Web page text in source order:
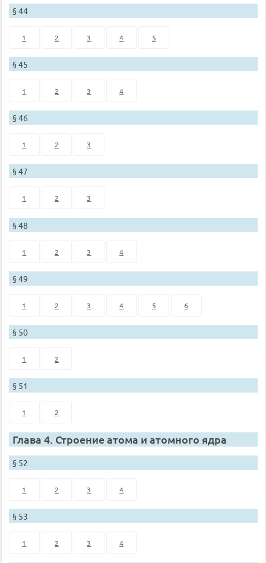
§ 44
1 2 3 4 5
§ 45
1 2 3 4
§ 46
1 2 3
§ 47
1 2 3
§ 48
1 2 3 4
§ 49
1 2 3 4 5 6
§ 50
1 2
§ 51
1 2
Глава 4. Строение атома и атомного ядра
§ 52
1 2 3 4
§ 53
1 2 3 4